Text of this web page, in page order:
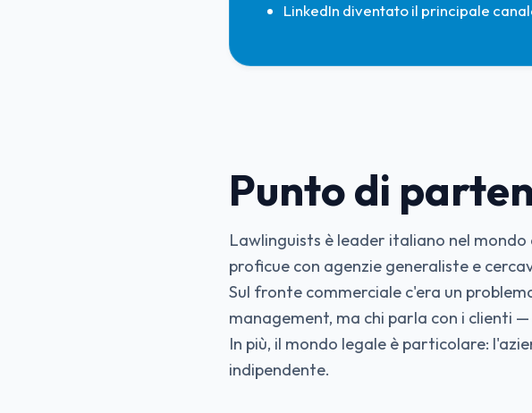
LinkedIn diventato il principale
Punto di
Lawlinguists è leader italiano nel
proficue con agenzie generaliste e
Sul fronte commerciale c'era un
management, ma chi parla con i clienti
In più, il mondo legale è particolare:
indipendente.